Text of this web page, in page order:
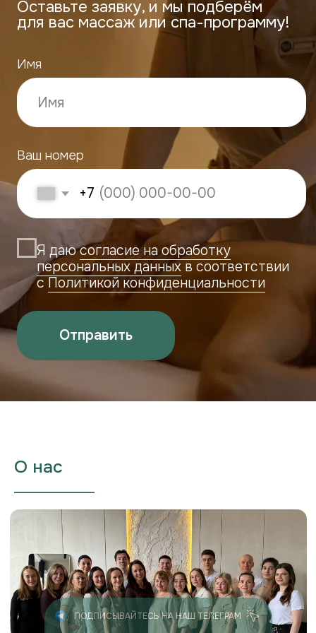
О нас
© 2026 ECO TELO
Договор публичной Правила посещения салона
Положение о порядке
файлов cookie
Политика в отношении обработки
персональных данных
Салона «ECO TELO»
Правила использования подарочных сертификатов
Салона «ECO TELO»